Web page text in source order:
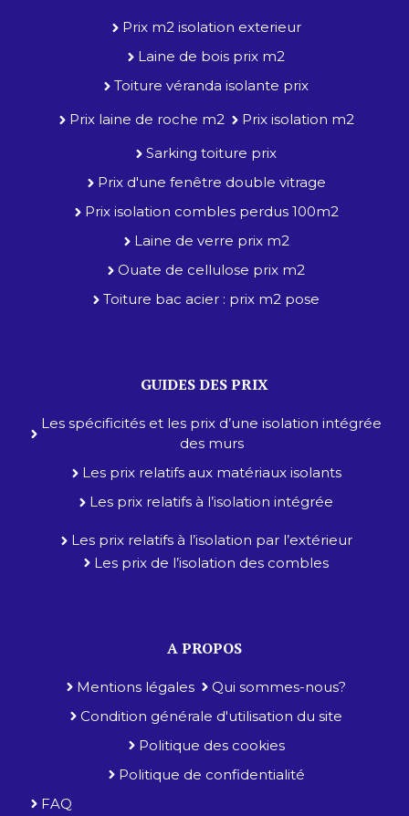
Prix m2 isolation exterieur
Laine de bois prix m2
Toiture véranda isolante prix
Prix laine de roche m2
Prix isolation m2
Sarking toiture prix
Prix d'une fenêtre double vitrage
Prix isolation combles perdus 100m2
Laine de verre prix m2
Ouate de cellulose prix m2
Toiture bac acier : prix m2 pose
GUIDES DES PRIX
Les spécificités et les prix d’une isolation intégrée
des murs
Les prix relatifs aux matériaux isolants
Les prix relatifs à l’isolation intégrée
Les prix relatifs à l’isolation par l’extérieur
Les prix de l’isolation des combles
A PROPOS
Mentions légales
Qui sommes-nous?
Condition générale d'utilisation du site
Politique des cookies
Politique de confidentialité
FAQ